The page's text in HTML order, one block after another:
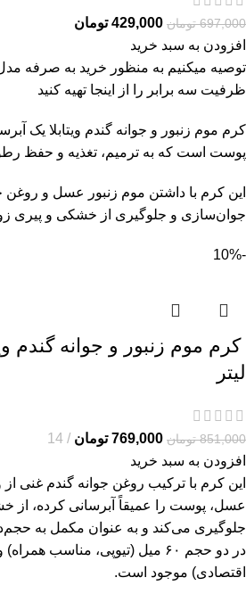
697,000 تومان 429,000 تومان
افزودن به سبد خرید
توصیه میکنیم به منظور خرید به صرفه
ظرفیت سه برابر را از
اینجا تهیه کنید
کرم موم زنبور و جوانه گندم ویتابلا یک
پوست است که به ترمیم، تغذیه و حفظ
این کرم با داشتن موم زنبور عسل و روغن
جوان‌سازی و جلوگیری از خشکی و
-10%
لیتر
851,000 تومان 769,000 تومان
14
افزودن به سبد خرید
عسل، پوست را عمیقاً آبرسانی کرده،
جلوگیری می‌کند و به عنوان مکمل به
اقتصادی) موجود است.